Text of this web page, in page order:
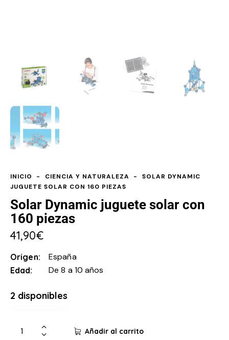
INICIO CIENCIA Y NATURALEZA
SOLAR DYNAMIC
JUGUETE SOLAR CON 160 PIEZAS
Solar Dynamic juguete solar con
160 piezas
41,90€
Origen España
Edad De 8 a 10 años
2 disponibles
Añadir al carrito